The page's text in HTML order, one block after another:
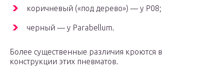
коричневый («под дерево») — у Р08;
черный — у Parabellum.
Более существенные различия кроются в
конструкции этих пневматов.